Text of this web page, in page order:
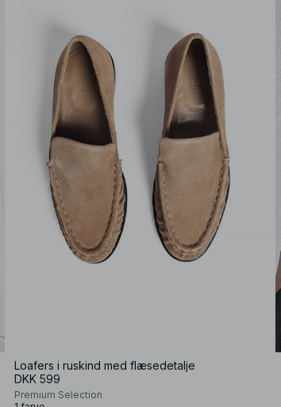
Loafers i ruskind med flæsedetalje
DKK 599
Premium Selection